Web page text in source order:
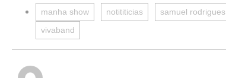
manha show notititicias
samuel rodrigues
vivaband